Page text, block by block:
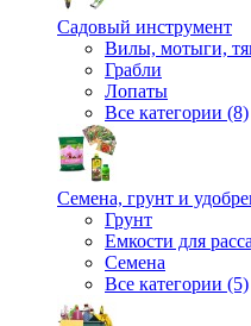
Садовый инструмент
Вилы, мотыги,
Грабли
Лопаты
Все категории (8)
Семена, грунт и
Грунт
Емкости для
Семена
Все категории (5)